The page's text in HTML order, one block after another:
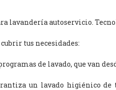
lavandería autoservicio.
tus necesidades:
de lavado, que van
un lavado higiénico